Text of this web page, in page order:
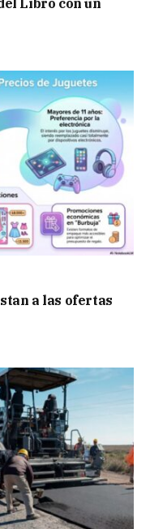
a las ofertas